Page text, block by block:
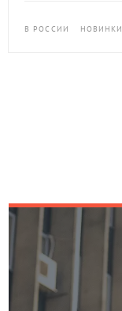
В РОССИИ НОВИНКИ